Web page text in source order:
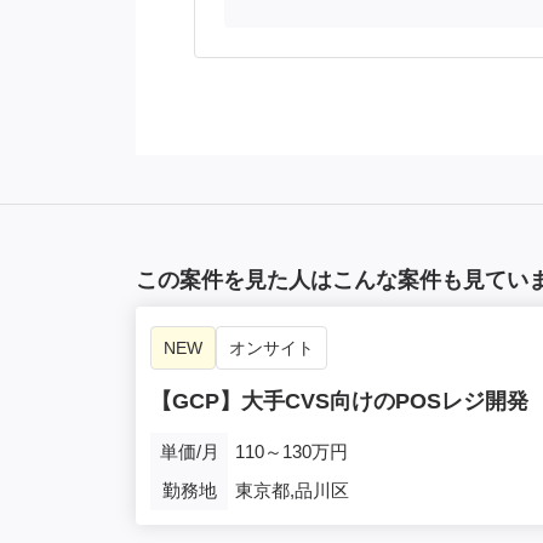
この案件を見た人はこんな案件も見てい
NEW オンサイト
【GCP】大手CVS向けのPOSレジ開発
単価/月
110～130万円
勤務地
東京都,品川区